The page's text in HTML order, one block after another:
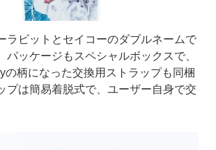
ラビットとセイコーのダブルネームで
パッケージもスペシャルボックスで、
の柄になった交換用ストラップも同梱
プは簡易着脱式で、ユーザー自身で交